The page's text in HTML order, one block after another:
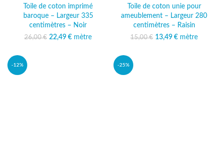
Toile de coton imprimé
baroque – Largeur 335
centimètres – Noir
26,00€ Le prix initial était :
22,49 €
Le prix
mètre
Toile de coton unie pour
ameublement – Largeur 280
centimètres – Raisin
15,00€ Le prix initial était :
13,49 €
Le prix
mètre
-12% -25%